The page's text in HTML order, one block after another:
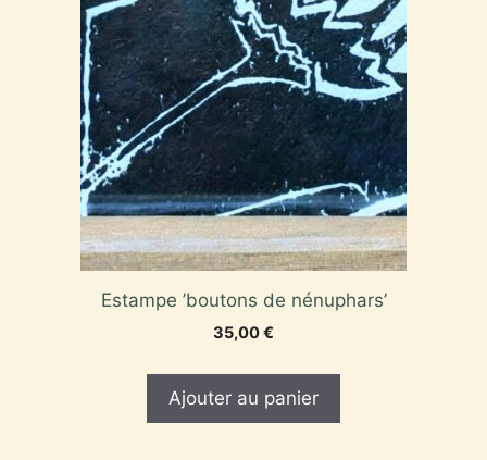
Estampe ’boutons de nénuphars’
35,00€
Ajouter au panier